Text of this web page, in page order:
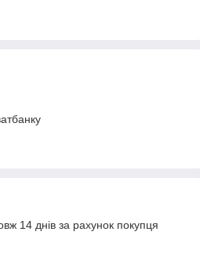
14 днів за рахунок покупця